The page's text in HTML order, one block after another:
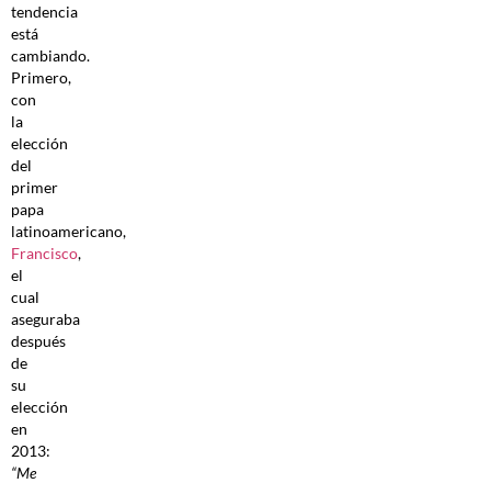
tendencia
está
cambiando.
Primero,
con
la
elección
del
primer
papa
latinoamericano,
Francisco,
el
cual
aseguraba
después
de
su
elección
en
2013:
“Me